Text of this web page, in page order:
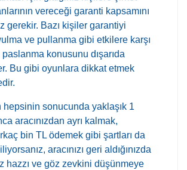
vereceği garanti kapsamını
gerekir. Bazı kişiler garantiyi
ve pullanma gibi etkilere karşı
konusunu dışarıda
Bu gibi oyunlara dikkat etmek
hepsinin sonucunda yaklaşık 1
aracınızdan ayrı kalmak,
bin TL ödemek gibi şartları da
aracınızı geri aldığınızda
hazzı ve göz zevkini düşünmeye